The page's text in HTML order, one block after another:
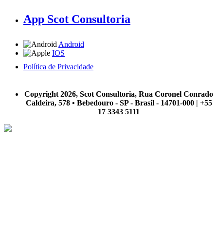
App Scot Consultoria
Android
IOS
Política de Privacidade
Copyright 2026, Scot Consultoria, Rua Coronel Conrado
Caldeira, 578 • Bebedouro - SP - Brasil - 14701-000 | +55
17 3343 5111